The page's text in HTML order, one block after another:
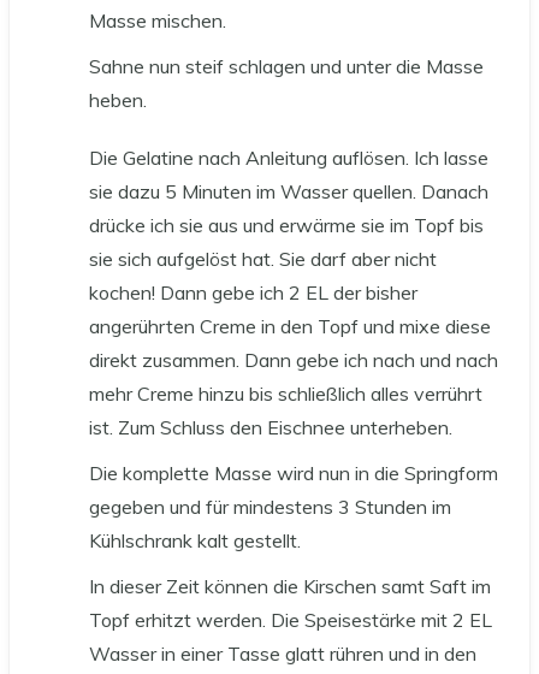
Masse mischen.
Sahne nun steif schlagen und unter die Masse
heben.
Die Gelatine nach Anleitung auflösen. Ich lasse
sie dazu 5 Minuten im Wasser quellen. Danach
drücke ich sie aus und erwärme sie im Topf bis
sie sich aufgelöst hat. Sie darf aber nicht
kochen! Dann gebe ich 2 EL der bisher
angerührten Creme in den Topf und mixe diese
direkt zusammen. Dann gebe ich nach und nach
mehr Creme hinzu bis schließlich alles verrührt
ist. Zum Schluss den Eischnee unterheben.
Die komplette Masse wird nun in die Springform
gegeben und für mindestens 3 Stunden im
Kühlschrank kalt gestellt.
In dieser Zeit können die Kirschen samt Saft im
Topf erhitzt werden. Die Speisestärke mit 2 EL
Wasser in einer Tasse glatt rühren und in den